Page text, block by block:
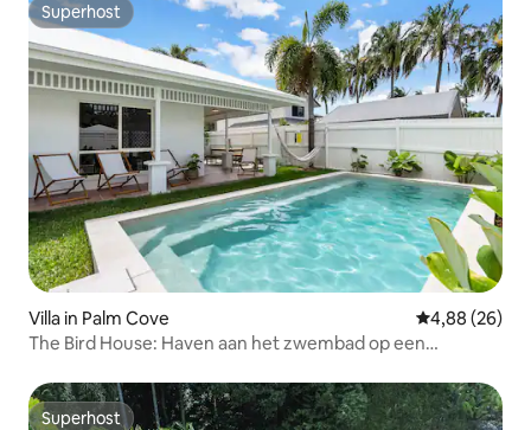
Superhost
Superhost
Villa in Palm Cove Gemiddelde
4,88 (26)
The Bird House: Haven aan het zwembad op een
Superhost